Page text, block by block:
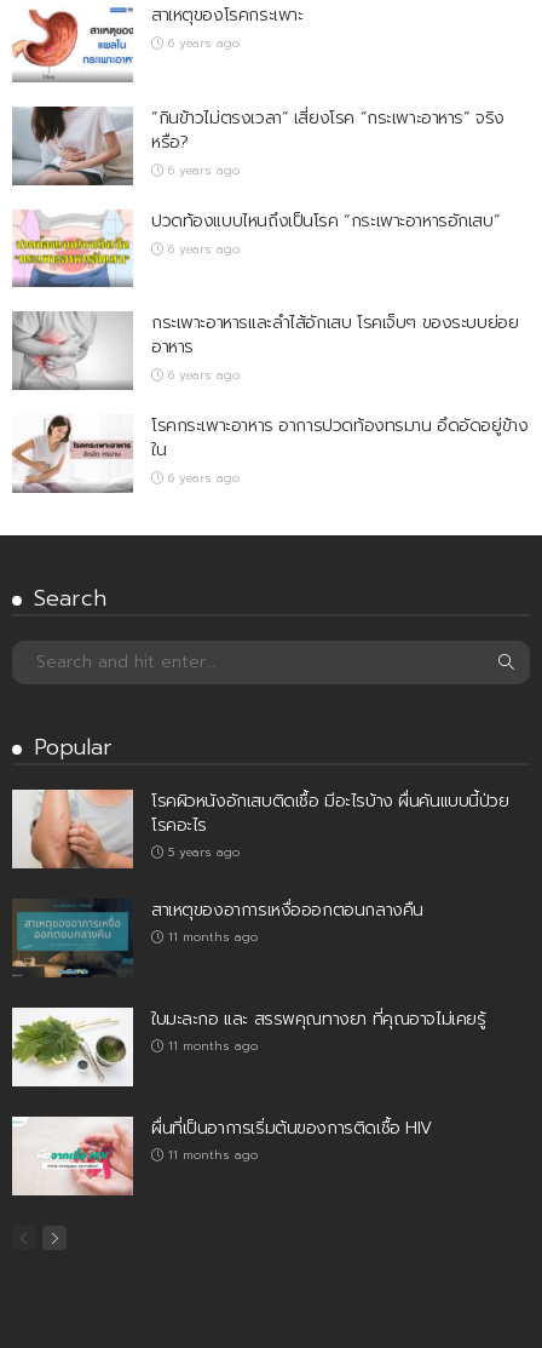
สาเหตุของโรคกระเพาะ
6 years ago
“กินข้าวไม่ตรงเวลา” เสี่ยงโรค “กระเพาะอาหาร” จริง
หรือ?
6 years ago
ปวดท้องแบบไหนถึงเป็นโรค “กระเพาะอาหารอักเสบ”
6 years ago
กระเพาะอาหารและลำไส้อักเสบ โรคเจ็บๆ ของระบบย่อย
อาหาร
6 years ago
โรคกระเพาะอาหาร อาการปวดท้องทรมาน อึดอัดอยู่ข้าง
ใน
6 years ago
Search
Popular
โรคผิวหนังอักเสบติดเชื้อ มีอะไรบ้าง ผื่นคันแบบนี้ป่วย
โรคอะไร
5 years ago
สาเหตุของอาการเหงื่อออกตอนกลางคืน
11 months ago
ใบมะละกอ และ สรรพคุณทางยา ที่คุณอาจไม่เคยรู้
11 months ago
ผื่นที่เป็นอาการเริ่มต้นของการติดเชื้อ HIV
11 months ago